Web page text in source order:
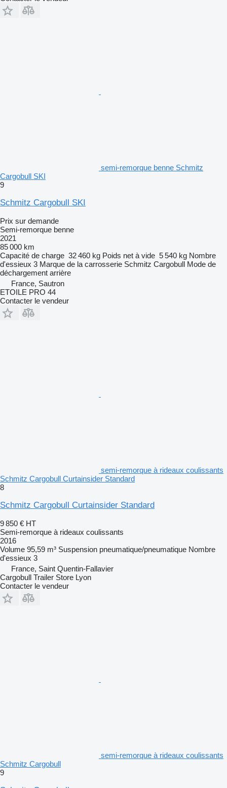
semi-remorque benne Schmitz
Cargobull SKI
9
Schmitz Cargobull SKI
Prix sur demande
Semi-remorque benne
2021
85 000 km
Capacité de charge 32 460 kg Poids net à vide 5 540 kg Nombre
d'essieux 3 Marque de la carrosserie Schmitz Cargobull Mode de
déchargement arrière
France, Sautron
ETOILE PRO 44
Contacter le vendeur
semi-remorque à rideaux coulissants
Schmitz Cargobull Curtainsider Standard
8
Schmitz Cargobull Curtainsider Standard
9 850 € HT
Semi-remorque à rideaux coulissants
2016
Volume 95,59 m³ Suspension pneumatique/pneumatique Nombre
d'essieux 3
France, Saint Quentin-Fallavier
Cargobull Trailer Store Lyon
Contacter le vendeur
semi-remorque à rideaux coulissants
Schmitz Cargobull
9